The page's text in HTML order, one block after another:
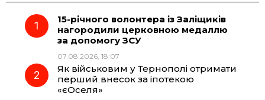
e
o
e
g
r
t
A
15-річного волонтера із Заліщиків
нагородили церковною медаллю
за допомогу ЗСУ
07.08.2026, 18:07
Як військовим у Тернополі отримати
перший внесок за іпотекою
«єОселя»